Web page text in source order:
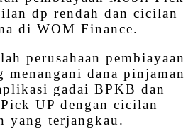
dp rendah dan cicilan
di WOM Finance.
perusahaan pembiayaan
dana pinjaman
gadai BPKB dan
UP dengan cicilan
yang terjangkau.